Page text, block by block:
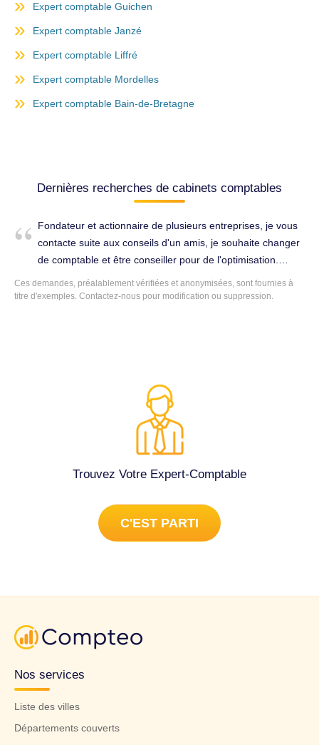
Expert comptable Guichen
Expert comptable Janzé
Expert comptable Liffré
Expert comptable Mordelles
Expert comptable Bain-de-Bretagne
Dernières recherches de cabinets comptables
Fondateur et actionnaire de plusieurs entreprises, je vous
contacte suite aux conseils d'un amis, je souhaite changer
de comptable et être conseiller pour de l'optimisation.
Cordialement. Tenue complète de la comptabilité à Saint-
Jacques-de-la-Lande (35136).
Ces demandes, préalablement vérifiées et anonymisées, sont fournies à
titre d'exemples. Contactez-nous pour modification ou suppression.
Trouvez Votre Expert-Comptable
C'EST PARTI
Nos services
Liste des villes
Départements couverts